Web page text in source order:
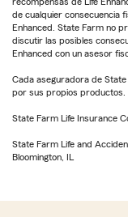
de cualquier consecuencia
Enhanced. State Farm no
discutir las posibles
Enhanced con un asesor
Cada aseguradora de
por sus propios productos.
State Farm Life Insurance
State Farm Life and
Bloomington, IL